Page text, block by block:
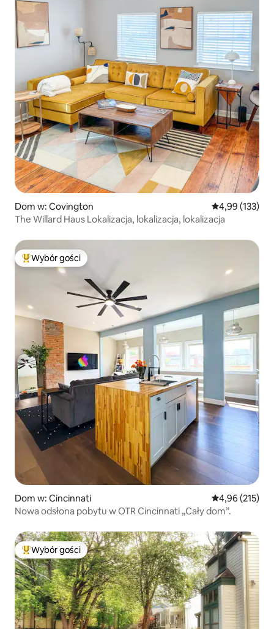
Dom w: Covington Średnia
4,99 (133)
The Willard Haus Lokalizacja, lokalizacja, lokalizacja
Najpopularniejsze z kategorii Wybór gości
Wybór gości
Dom w: Cincinnati Średnia
4,96 (215)
Nowa odsłona pobytu w OTR Cincinnati „Cały dom”.
Najpopularniejsze z kategorii Wybór gości
Wybór gości